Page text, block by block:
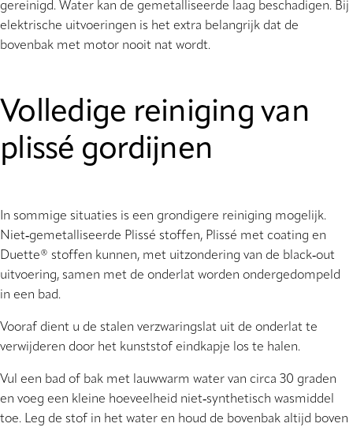
gereinigd. Water kan de gemetalliseerde laag beschadigen. Bij
elektrische uitvoeringen is het extra belangrijk dat de
bovenbak met motor nooit nat wordt.
Volledige reiniging van
plissé gordijnen
In sommige situaties is een grondigere reiniging mogelijk.
Niet‑gemetalliseerde Plissé stoffen, Plissé met coating en
Duette® stoffen kunnen, met uitzondering van de black‑out
uitvoering, samen met de onderlat worden ondergedompeld
in een bad.
Vooraf dient u de stalen verzwaringslat uit de onderlat te
verwijderen door het kunststof eindkapje los te halen.
Vul een bad of bak met lauwwarm water van circa 30 graden
en voeg een kleine hoeveelheid niet‑synthetisch wasmiddel
toe. Leg de stof in het water en houd de bovenbak altijd boven